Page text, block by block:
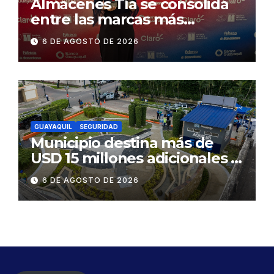
Almacenes Tía se consolida
entre las marcas más
influyentes del Ecuador
6 DE AGOSTO DE 2026
GUAYAQUIL SEGURIDAD
Municipio destina más de
USD 15 millones adicionales a
SEGURA EP para fortalecer la
seguridad ciudadana
6 DE AGOSTO DE 2026